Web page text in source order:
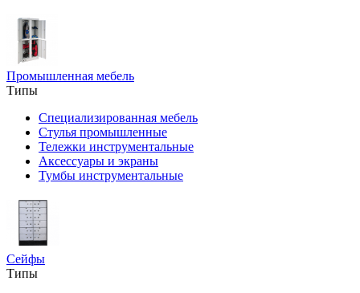
Промышленная мебель
Типы
Специализированная мебель
Стулья промышленные
Тележки инструментальные
Аксессуары и экраны
Тумбы инструментальные
Сейфы
Типы